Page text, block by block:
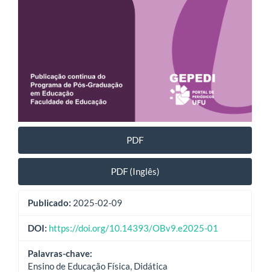
PDF
PDF (Inglês)
Publicado: 2025-02-09
DOI: https://doi.org/10.14393/OBv9.e2025-01
Palavras-chave:
Ensino de Educação Física, Didática